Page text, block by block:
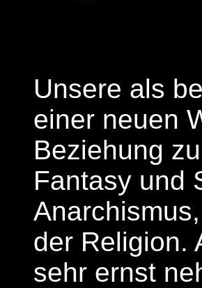
Unsere als
einer neuen
Beziehung
Fantasy und
der Religion.
sehr ernst